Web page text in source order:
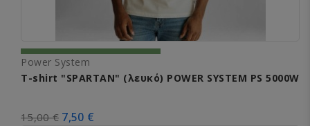
Power System
T-shirt "SPARTAN" (λευκό) POWER SYSTEM PS 5000W
15,00 € 7,50 €